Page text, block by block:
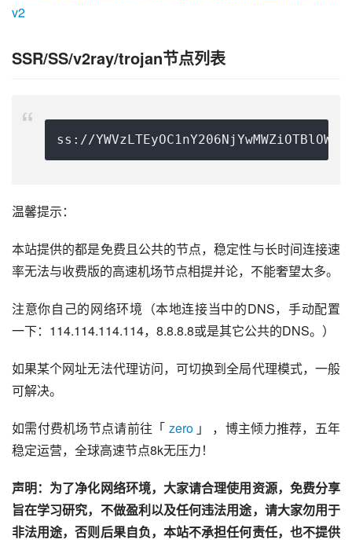
v2
SSR/SS/v2ray/trojan节点列表
ss://
温馨提示：
本站提供的都是免费且公共的节点，稳定性与长时间连接速
率无法与收费版的高速机场节点相提并论，不能奢望太多。
注意你自己的网络环境（本地连接当中的DNS，手动配置
一下：114.114.114.114，8.8.8.8或是其它公共的DNS。）
如果某个网址无法代理访问，可切换到全局代理模式，一般
可解决。
如需付费机场节点请前往「 zero 」 ，博主倾力推荐，五年
稳定运营，全球高速节点8k无压力！
声明：为了净化网络环境，大家请合理使用资源，免费分享
旨在学习研究，不做盈利以及任何违法用途，请大家勿用于
非法用途，否则后果自负，本站不承担任何责任，也不提供